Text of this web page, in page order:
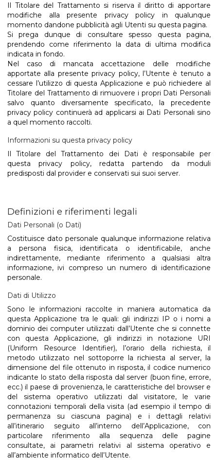
Il Titolare del Trattamento si riserva il diritto di apportare
modifiche alla presente privacy policy in qualunque
momento dandone pubblicità agli Utenti su questa pagina.
Si prega dunque di consultare spesso questa pagina,
prendendo come riferimento la data di ultima modifica
indicata in fondo.
Nel caso di mancata accettazione delle modifiche
apportate alla presente privacy policy, l’Utente è tenuto a
cessare l’utilizzo di questa Applicazione e può richiedere al
Titolare del Trattamento di rimuovere i propri Dati Personali
salvo quanto diversamente specificato, la precedente
privacy policy continuerà ad applicarsi ai Dati Personali sino
a quel momento raccolti.
Informazioni su questa privacy policy
Il Titolare del Trattamento dei Dati è responsabile per
questa privacy policy, redatta partendo da moduli
predisposti dal provider e conservati sui suoi server.
Definizioni e riferimenti legali
Dati Personali (o Dati)
Costituisce dato personale qualunque informazione relativa
a persona fisica, identificata o identificabile, anche
indirettamente, mediante riferimento a qualsiasi altra
informazione, ivi compreso un numero di identificazione
personale.
Dati di Utilizzo
Sono le informazioni raccolte in maniera automatica da
questa Applicazione tra le quali: gli indirizzi IP o i nomi a
dominio dei computer utilizzati dall’Utente che si connette
con questa Applicazione, gli indirizzi in notazione URI
(Uniform Resource Identifier), l’orario della richiesta, il
metodo utilizzato nel sottoporre la richiesta al server, la
dimensione del file ottenuto in risposta, il codice numerico
indicante lo stato della risposta dal server (buon fine, errore,
ecc.) il paese di provenienza, le caratteristiche del browser e
del sistema operativo utilizzati dal visitatore, le varie
connotazioni temporali della visita (ad esempio il tempo di
permanenza su ciascuna pagina) e i dettagli relativi
all’itinerario seguito all’interno dell’Applicazione, con
particolare riferimento alla sequenza delle pagine
consultate, ai parametri relativi al sistema operativo e
all’ambiente informatico dell’Utente.